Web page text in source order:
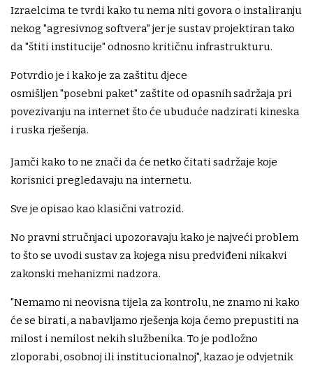
Izraelcima te tvrdi kako tu nema niti govora o instaliranju
nekog "agresivnog softvera" jer je sustav projektiran tako
da "štiti institucije" odnosno kritičnu infrastrukturu.
Potvrdio je i kako je za zaštitu djece
osmišljen "posebni paket" zaštite od opasnih sadržaja pri
povezivanju na internet što će ubuduće nadzirati kineska
i ruska rješenja.
Jamči kako to ne znači da će netko čitati sadržaje koje
korisnici pregledavaju na internetu.
Sve je opisao kao klasični vatrozid.
No pravni stručnjaci upozoravaju kako je najveći problem
to što se uvodi sustav za kojega nisu predviđeni nikakvi
zakonski mehanizmi nadzora.
"Nemamo ni neovisna tijela za kontrolu, ne znamo ni kako
će se birati, a nabavljamo rješenja koja ćemo prepustiti na
milost i nemilost nekih službenika. To je podložno
zloporabi, osobnoj ili institucionalnoj", kazao je odvjetnik